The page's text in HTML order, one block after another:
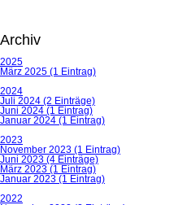
Archiv
2025
März 2025 (1 Eintrag)
2024
Juli 2024 (2 Einträge)
Juni 2024 (1 Eintrag)
Januar 2024 (1 Eintrag)
2023
November 2023 (1 Eintrag)
Juni 2023 (4 Einträge)
März 2023 (1 Eintrag)
Januar 2023 (1 Eintrag)
2022